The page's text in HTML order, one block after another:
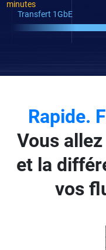
minutes
Transfert 1GbE
Rapide.
Vous
et la
vos